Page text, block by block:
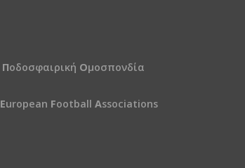
Ποδοσφαιρική Ομοσπονδία
European Football Associations